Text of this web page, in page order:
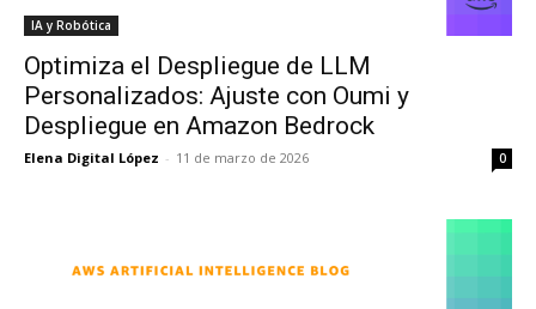
IA y Robótica
Optimiza el Despliegue de LLM
Personalizados: Ajuste con Oumi y
Despliegue en Amazon Bedrock
Elena Digital López - 11 de marzo de 2026 0